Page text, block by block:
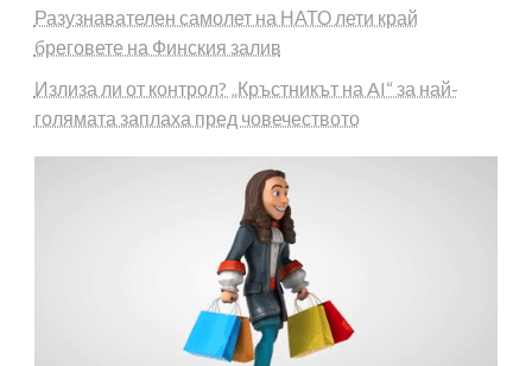
Разузнавателен самолет на НАТО лети край
бреговете на Финския залив
Излиза ли от контрол? „Кръстникът на AI“ за най-
голямата заплаха пред човечеството